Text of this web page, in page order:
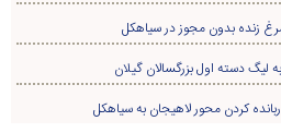
لیگ دسته اول بزرگسالان گیلان
کردن محور لاهیجان به سیاهکل